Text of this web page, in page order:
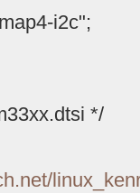
i2c";
*/